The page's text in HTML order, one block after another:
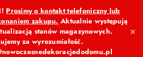
głównej
konto
głównego
produktu
Prosimy o kontakt telefoniczny lub
zakupu. Aktualnie występują
stanów magazynowych.
za wyrozumiałość.